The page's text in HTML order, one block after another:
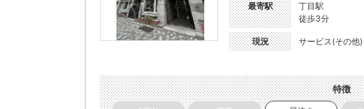
最寄駅
丁目駅
徒歩3分
現況 サービス(その他)
特徴